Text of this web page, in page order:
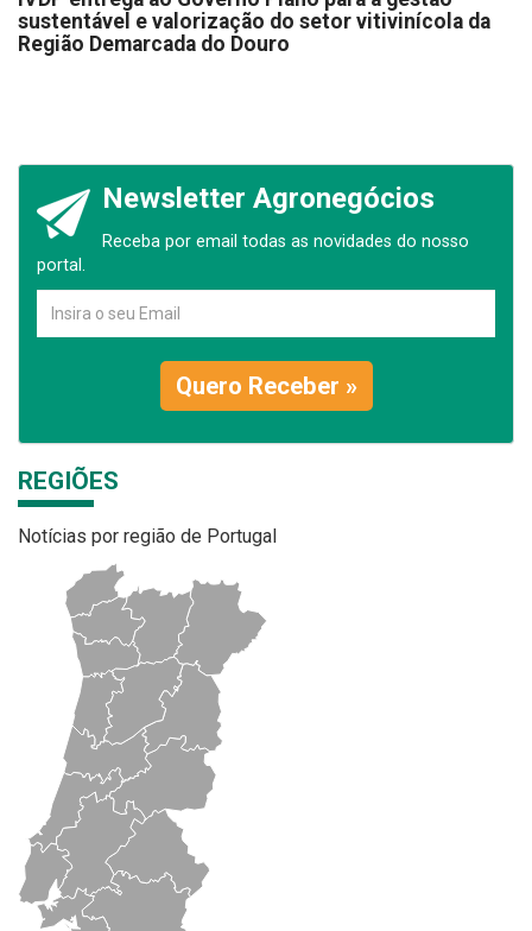
sustentável e valorização do setor vitivinícola da
Região Demarcada do Douro
Newsletter Agronegócios
Receba por email todas as novidades do nosso
portal.
Quero Receber »
REGIÕES
Notícias por região de Portugal